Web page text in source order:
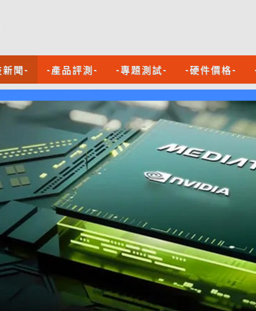
聞- -產品評測- -專題測試- -硬件價格-